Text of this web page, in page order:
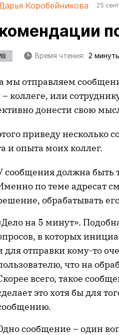
Коробейникова 25
Время чтения: 2
мы отправляем
– коллеге, или
донести свою
приведу несколько
и опыта моих коллег.
сообщения должна быть
по теме адресат
обрабатывать
на 5 минут».
в которых
для отправки кому-то
что на
всего, такое
это хотя бы для
сообщение – один